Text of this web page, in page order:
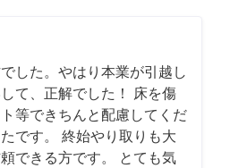
した。やはり本業が引越し
て、正解でした！ 床を傷
等できちんと配慮してくだ
です。 終始やり取りも大
できる方です。 とても気